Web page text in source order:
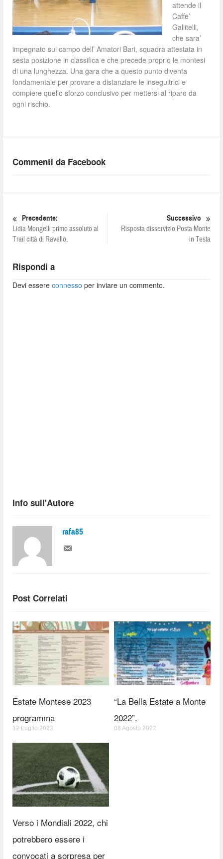
attende il
Caffe’
Gallitelli,
che sara’
impegnato sul campo dell’ Amatori Bari, squadra attestata in
sesta posizione in classifica e che precede proprio le montesi
di una lunghezza. Una gara che a questo punto diventa
fondamentale per provare a distanziare le inseguitrici e
compiere quello sforzo conclusivo per mettersi al riparo da
ogni rischio.
Commenti da Facebook
Precedente:
Lidia Mongelli primo assoluto al
Trail città di Ravello.
Successivo
Risposta disservizio Posta Monte
in Testa
Rispondi a
Devi essereconnesso per inviare un commento.
Info sull'Autore
rafa85
Post Correlati
Estate Montese 2023
programma
12 Luglio 2023
“La Bella Estate a Monte
2022”.
08 Agosto 2022
Verso i Mondiali 2022, chi
potrebbero essere i
convocati a sorpresa per